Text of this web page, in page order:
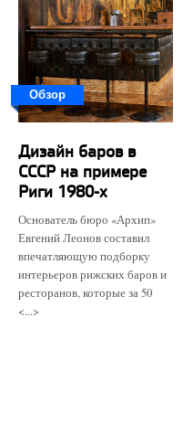
Обзор
Дизайн баров в
СССР на примере
Риги 1980-х
Основатель бюро «Архип»
Евгений Леонов составил
впечатляющую подборку
интерьеров рижских баров и
ресторанов, которые за 50
<...>